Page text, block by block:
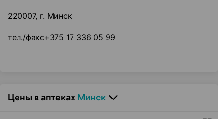
220007, г. Минск
тел./факс+375 17 336 05 99
Цены в аптеках Минск